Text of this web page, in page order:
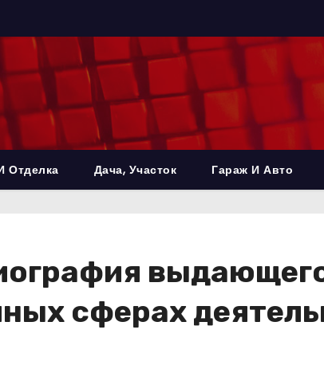
Отделка Дача, Участок Гараж И Авто
сферах